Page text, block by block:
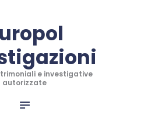
e investigative
autorizzate
e investigative autorizzate